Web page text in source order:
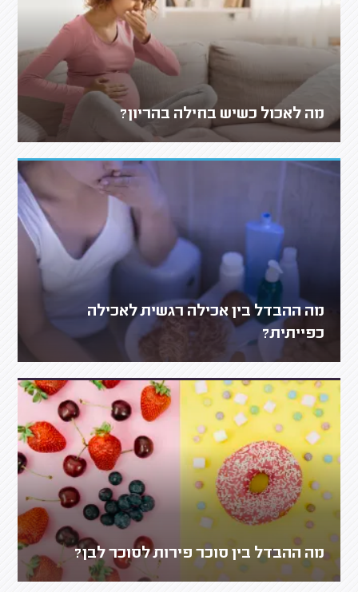
מה לאכול כשיש בחילה בהריון?
מה ההבדל בין אכילה רגשית לאכילה
כפייתית?
מה ההבדל בין סוכר פירות לסוכר לבן?